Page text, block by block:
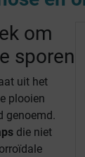
om
sporen
uit het
plooien
genoemd.
die niet